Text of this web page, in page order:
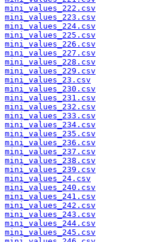
mini_values_222.csv
mini_values_223.csv
mini_values_224.csv
mini_values_225.csv
mini_values_226.csv
mini_values_227.csv
mini_values_228.csv
mini_values_229.csv
mini_values_23.csv
mini_values_230.csv
mini_values_231.csv
mini_values_232.csv
mini_values_233.csv
mini_values_234.csv
mini_values_235.csv
mini_values_236.csv
mini_values_237.csv
mini_values_238.csv
mini_values_239.csv
mini_values_24.csv
mini_values_240.csv
mini_values_241.csv
mini_values_242.csv
mini_values_243.csv
mini_values_244.csv
mini_values_245.csv